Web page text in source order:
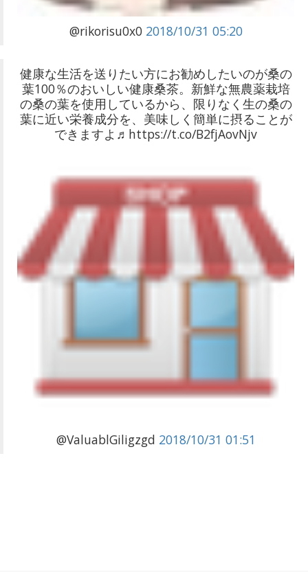
@rikorisu0x0 2018/10/31 05:20
健康な生活を送りたい方にお勧めしたいのが桑の
葉100％のおいしい健康桑茶。新鮮な無農薬栽培
の桑の葉を使用しているから、限りなく生の桑の
葉に近い栄養成分を、美味しく簡単に摂ることが
できますよ♬https://t.co/B2fjAovNjv
@ValuablGiligzgd 2018/10/31 01:51